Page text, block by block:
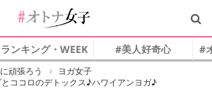
ランキング・WEEK #美人好奇心 #
頑張ろう
ヨガ女子
ココロのデトックス♪ハワイアンヨガ♪